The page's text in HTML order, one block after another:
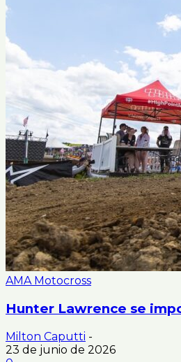
AMA Motocross
Hunter Lawrence se
Milton Caputti -
23 de junio de 2026